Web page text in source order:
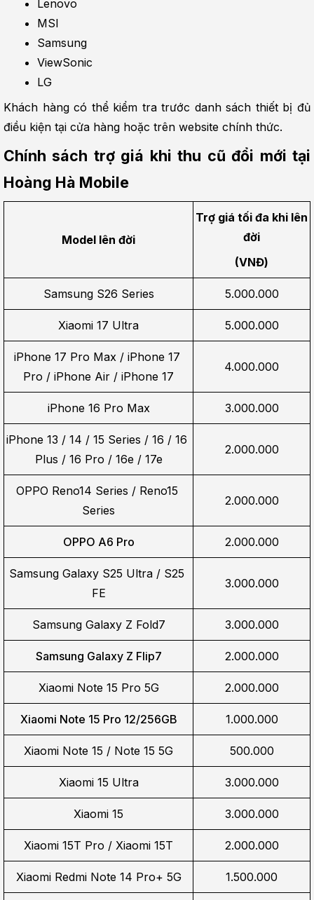
Lenovo
MSI
Samsung
ViewSonic
LG
Khách hàng có thể kiểm tra trước danh sách thiết bị đủ
điều kiện tại cửa hàng hoặc trên website chính thức.
Chính sách trợ giá khi thu cũ đổi mới tại
Hoàng Hà Mobile
Model lên đời
Trợ giá tối đa khi lên
đời
(VNĐ)
Samsung S26 Series 5.000.000
Xiaomi 17 Ultra 5.000.000
iPhone 17 Pro Max / iPhone 17
Pro / iPhone Air / iPhone 17
4.000.000
iPhone 16 Pro Max 3.000.000
iPhone 13 / 14 / 15 Series / 16 / 16
Plus / 16 Pro / 16e / 17e
2.000.000
OPPO Reno14 Series / Reno15
Series
2.000.000
OPPO A6 Pro 2.000.000
Samsung Galaxy S25 Ultra / S25
FE
3.000.000
Samsung Galaxy Z Fold7 3.000.000
Samsung Galaxy Z Flip7 2.000.000
Xiaomi Note 15 Pro 5G 2.000.000
Xiaomi Note 15 Pro 12/256GB 1.000.000
Xiaomi Note 15 / Note 15 5G 500.000
Xiaomi 15 Ultra 3.000.000
Xiaomi 15 3.000.000
Xiaomi 15T Pro / Xiaomi 15T 2.000.000
Xiaomi Redmi Note 14 Pro+ 5G 1.500.000